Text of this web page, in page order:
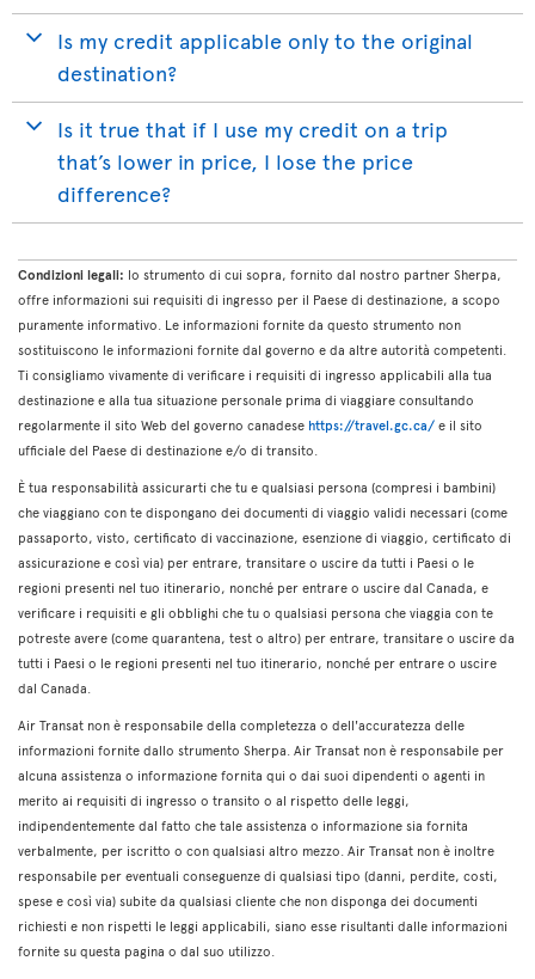
Is my credit applicable only to the original
destination?
Is it true that if I use my credit on a trip
that’s lower in price, I lose the price
difference?
Condizioni legali: lo strumento di cui sopra, fornito dal nostro partner Sherpa,
offre informazioni sui requisiti di ingresso per il Paese di destinazione, a scopo
puramente informativo. Le informazioni fornite da questo strumento non
sostituiscono le informazioni fornite dal governo e da altre autorità competenti.
Ti consigliamo vivamente di verificare i requisiti di ingresso applicabili alla tua
destinazione e alla tua situazione personale prima di viaggiare consultando
regolarmente il sito Web del governo canadese https://travel.gc.ca/ e il sito
ufficiale del Paese di destinazione e/o di transito.
È tua responsabilità assicurarti che tu e qualsiasi persona (compresi i bambini)
che viaggiano con te dispongano dei documenti di viaggio validi necessari (come
passaporto, visto, certificato di vaccinazione, esenzione di viaggio, certificato di
assicurazione e così via) per entrare, transitare o uscire da tutti i Paesi o le
regioni presenti nel tuo itinerario, nonché per entrare o uscire dal Canada, e
verificare i requisiti e gli obblighi che tu o qualsiasi persona che viaggia con te
potreste avere (come quarantena, test o altro) per entrare, transitare o uscire da
tutti i Paesi o le regioni presenti nel tuo itinerario, nonché per entrare o uscire
dal Canada.
Air Transat non è responsabile della completezza o dell'accuratezza delle
informazioni fornite dallo strumento Sherpa. Air Transat non è responsabile per
alcuna assistenza o informazione fornita qui o dai suoi dipendenti o agenti in
merito ai requisiti di ingresso o transito o al rispetto delle leggi,
indipendentemente dal fatto che tale assistenza o informazione sia fornita
verbalmente, per iscritto o con qualsiasi altro mezzo. Air Transat non è inoltre
responsabile per eventuali conseguenze di qualsiasi tipo (danni, perdite, costi,
spese e così via) subite da qualsiasi cliente che non disponga dei documenti
richiesti e non rispetti le leggi applicabili, siano esse risultanti dalle informazioni
fornite su questa pagina o dal suo utilizzo.